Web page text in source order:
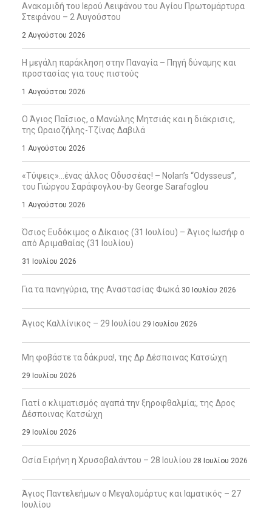
Ανακομιδή του Ιερού Λειψάνου του Αγίου Πρωτομάρτυρα
Στεφάνου – 2 Αυγούστου
2 Αυγούστου 2026
Η μεγάλη παράκληση στην Παναγία – Πηγή δύναμης και
προστασίας για τους πιστούς
1 Αυγούστου 2026
Ο Άγιος Παΐσιος, ο Μανώλης Μητσιάς και η διάκρισις,
της Ωραιοζήλης-Τζίνας Δαβιλά
1 Αυγούστου 2026
«Τύψεις»…ένας άλλος Οδυσσέας! – Nolan’s “Odysseus”,
του Γιώργου Σαράφογλου-by George Sarafoglou
1 Αυγούστου 2026
Όσιος Ευδόκιμος ο Δίκαιος (31 Ιουλίου) – Άγιος Ιωσήφ ο
από Αριμαθαίας (31 Ιουλίου)
31 Ιουλίου 2026
Για τα πανηγύρια, της Αναστασίας Φωκά 30 Ιουλίου 2026
Άγιος Καλλίνικος – 29 Ιουλίου 29 Ιουλίου 2026
Μη φοβάστε τα δάκρυα!, της Δρ Δέσποινας Κατσώχη
29 Ιουλίου 2026
Γιατί ο κλιματισμός αγαπά την ξηροφθαλμία;, της Δρος
Δέσποινας Κατσώχη
29 Ιουλίου 2026
Οσία Ειρήνη η Χρυσοβαλάντου – 28 Ιουλίου 28 Ιουλίου 2026
Άγιος Παντελεήμων ο Μεγαλομάρτυς και Ιαματικός – 27
Ιουλίου